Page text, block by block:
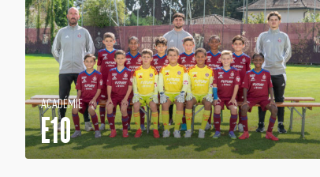
ACADÉMIE
E10